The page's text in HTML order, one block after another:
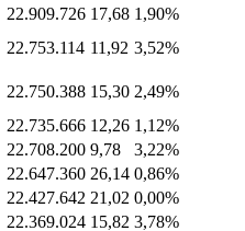
22.909.726 17,68 1,90%
22.753.114 11,92 3,52%
22.750.388 15,30 2,49%
22.735.666 12,26 1,12%
22.708.200 9,78
3,22%
22.647.360 26,14 0,86%
22.427.642 21,02 0,00%
22.369.024 15,82 3,78%